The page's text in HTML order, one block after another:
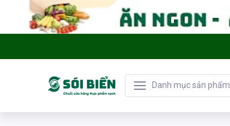
Danh mục sản phẩm